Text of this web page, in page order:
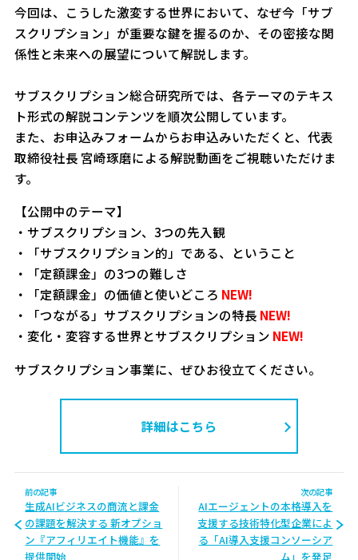
今回は、こうした激変する世界において、なぜ今「サブ
スクリプション」が重要な鍵を握るのか、その密接な関
係性と未来への展望について解説します。
サブスクリプション総合研究所では、各テーマのテキス
ト形式の解説コンテンツを順次公開しています。
また、お申込みフォームからお申込みいただくと、代表
取締役社長 宮崎琢磨による解説動画をご視聴いただけま
す。
【公開中のテーマ】
・サブスクリプション、3つの先入観
・「サブスクリプション的」である、ということ
・「定額課金」の3つの難しさ
・「定額課金」の価値と使いどころ NEW!
・「つながる」サブスクリプションの特長 NEW!
・変化・変容する世界とサブスクリプション NEW!
サブスクリプション事業に、ぜひお役立てください。
詳細はこちら
前の記事
生成AIビジネスの商流と課金
の課題を解決する 新オプショ
ン『アフィリエイト機能』を
提供開始
次の記事
AIエージェントの本格導入を
支援する技術特化型企業によ
る「AI導入支援コンソーシア
ム」を発足